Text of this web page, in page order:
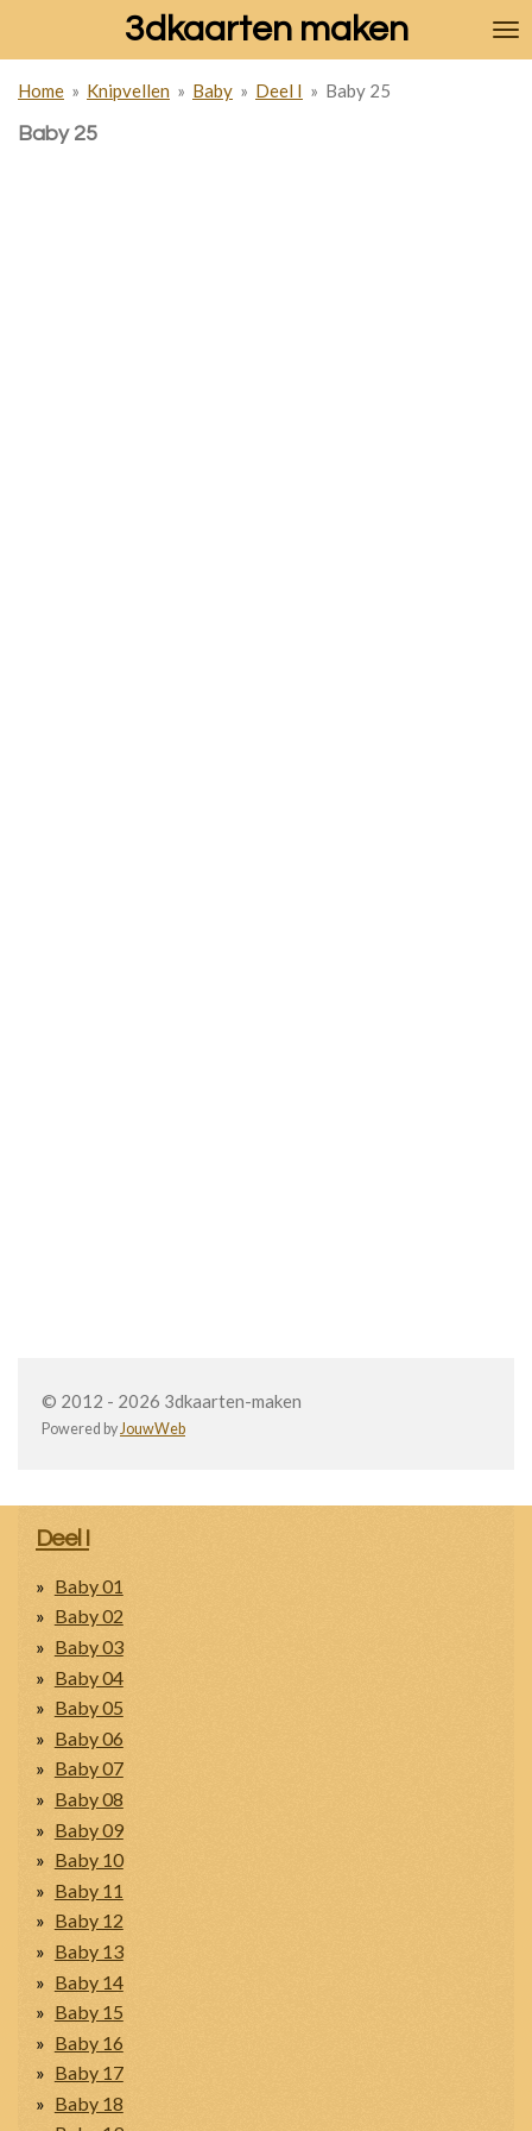
de
hoofdinhoud
3dkaarten maken
Home » Knipvellen » Baby » Deel I » Baby 25
Baby 25
© 2012 - 2026 3dkaarten-maken
Powered by JouwWeb
Deel I
Baby 01
Baby 02
Baby 03
Baby 04
Baby 05
Baby 06
Baby 07
Baby 08
Baby 09
Baby 10
Baby 11
Baby 12
Baby 13
Baby 14
Baby 15
Baby 16
Baby 17
Baby 18